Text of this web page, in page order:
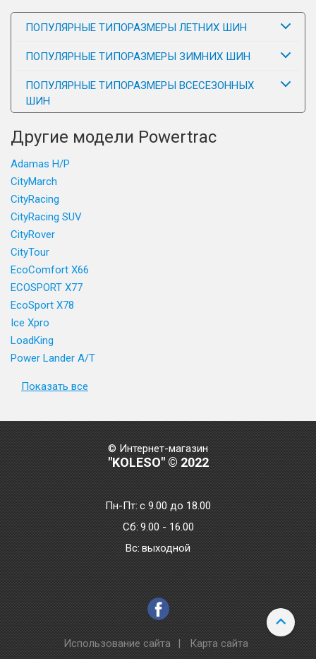
ПОПУЛЯРНЫЕ ТИПОРАЗМЕРЫ ЛЕТНИХ ШИН
ПОПУЛЯРНЫЕ ТИПОРАЗМЕРЫ ЗИМНИХ ШИН
ПОПУЛЯРНЫЕ ТИПОРАЗМЕРЫ ВСЕСЕЗОННЫХ
ШИН
Другие модели Powertrac
Adamas H/P
CityMarch
CityRacing
CityRacing SUV
CityRover
CityTour
EcoComfort X66
ECOSPORT X77
EcoSport X78
Ice Xpro
LoadKing
Power Lander A/T
Показать все
© Интернет-магазин
"KOLESO" © 2022
Пн-Пт:с 9.00 до 18.00
Сб: 9.00 - 16.00
Bc: выходной
Использование сайта | Карта сайта